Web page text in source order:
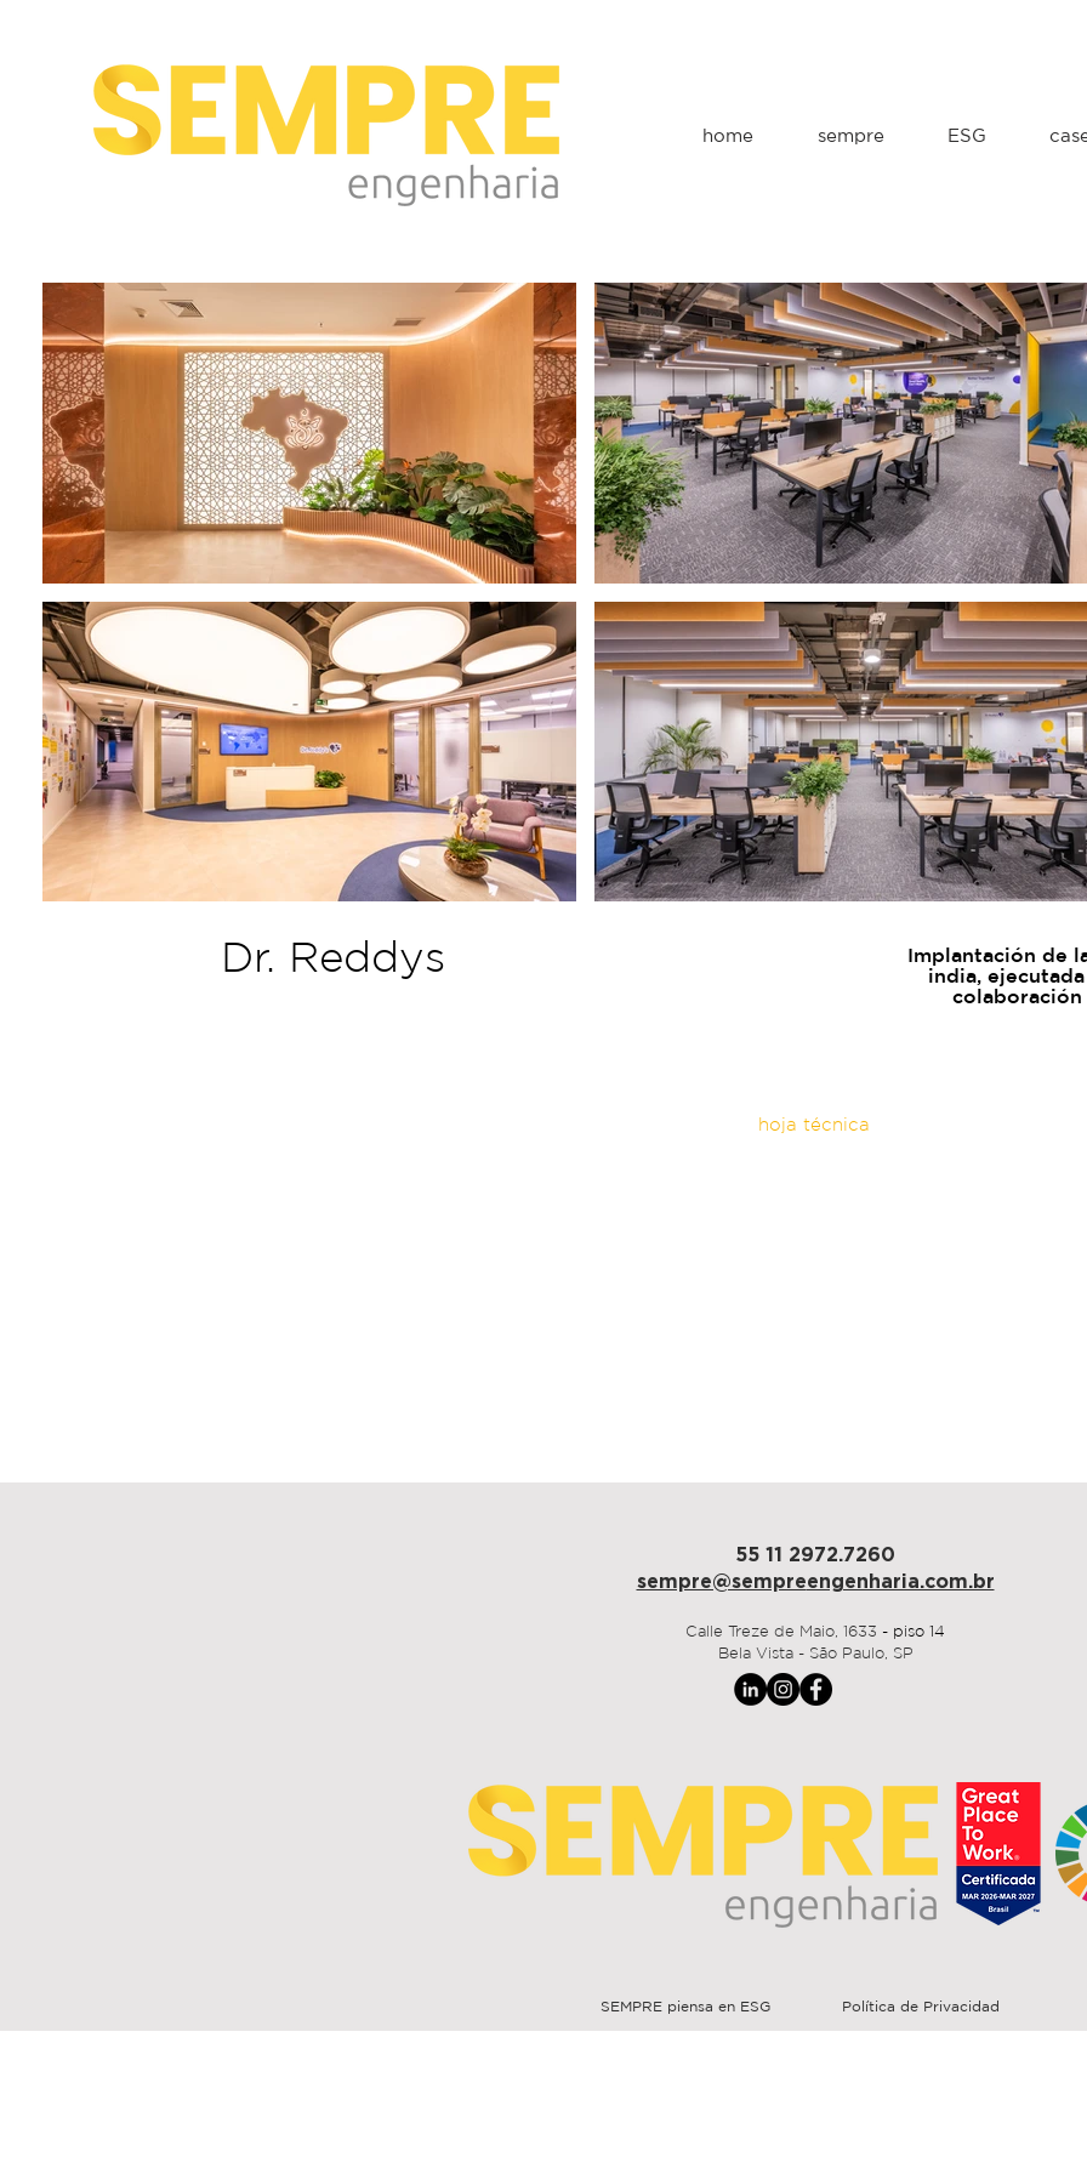
home sempre ESG
Dr. Reddys
Implantación de
india,
colaboración
hoja técnica
55 11 2972.7260
sempre@sempreengenharia.com.br
Calle Treze de Maio, 1633 - piso 14
Bela Vista - São Paulo, SP
SEMPRE piensa en ESG Política de Privacidad